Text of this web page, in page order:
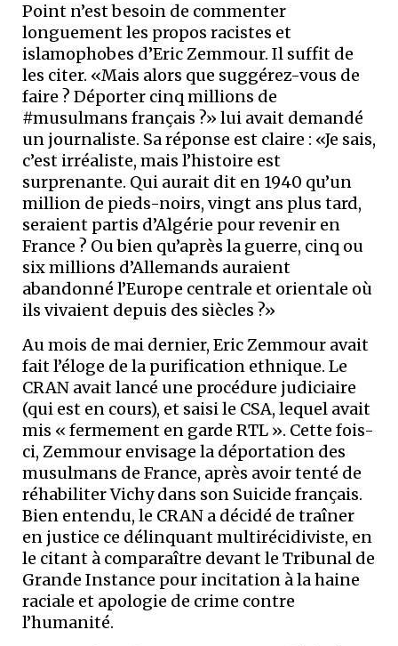
Point n’est besoin de commenter
longuement les propos racistes et
islamophobes d’Eric Zemmour. Il suffit de
les citer. «Mais alors que suggérez-vous de
faire ? Déporter cinq millions de
#musulmans français ?» lui avait demandé
un journaliste. Sa réponse est claire : «Je sais,
c’est irréaliste, mais l’histoire est
surprenante. Qui aurait dit en 1940 qu’un
million de pieds-noirs, vingt ans plus tard,
seraient partis d’Algérie pour revenir en
France ? Ou bien qu’après la guerre, cinq ou
six millions d’Allemands auraient
abandonné l’Europe centrale et orientale où
ils vivaient depuis des siècles ?»
Au mois de mai dernier, Eric Zemmour avait
fait l’éloge de la purification ethnique. Le
CRAN avait lancé une procédure judiciaire
(qui est en cours), et saisi le CSA, lequel avait
mis « fermement en garde RTL ». Cette fois-
ci, Zemmour envisage la déportation des
musulmans de France, après avoir tenté de
réhabiliter Vichy dans son Suicide français.
Bien entendu, le CRAN a décidé de traîner
en justice ce délinquant multirécidiviste, en
le citant à comparaître devant le Tribunal de
Grande Instance pour incitation à la haine
raciale et apologie de crime contre
l’humanité.